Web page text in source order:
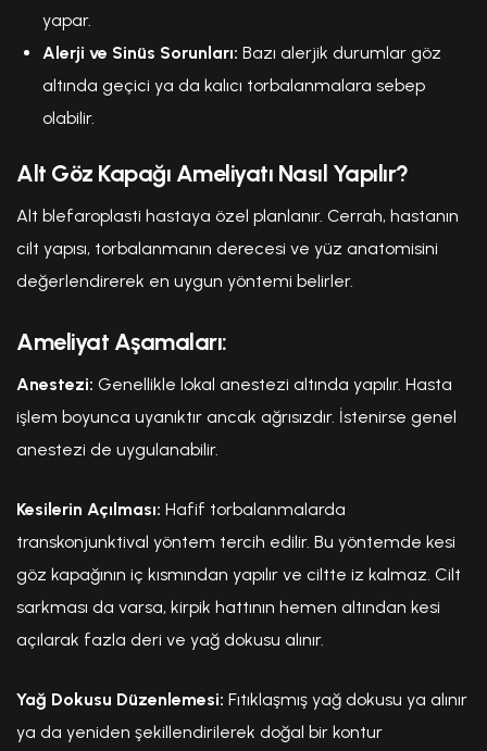
yapar.
Alerji ve Sinüs Sorunları: Bazı alerjik durumlar göz
altında geçici ya da kalıcı torbalanmalara sebep
olabilir.
Alt Göz Kapağı Ameliyatı Nasıl Yapılır?
Alt blefaroplasti hastaya özel planlanır. Cerrah, hastanın
cilt yapısı, torbalanmanın derecesi ve yüz anatomisini
değerlendirerek en uygun yöntemi belirler.
Ameliyat Aşamaları:
Anestezi: Genellikle lokal anestezi altında yapılır. Hasta
işlem boyunca uyanıktır ancak ağrısızdır. İstenirse genel
anestezi de uygulanabilir.
Kesilerin Açılması: Hafif torbalanmalarda
transkonjunktival yöntem tercih edilir. Bu yöntemde kesi
göz kapağının iç kısmından yapılır ve ciltte iz kalmaz. Cilt
sarkması da varsa, kirpik hattının hemen altından kesi
açılarak fazla deri ve yağ dokusu alınır.
Yağ Dokusu Düzenlemesi: Fıtıklaşmış yağ dokusu ya alınır
ya da yeniden şekillendirilerek doğal bir kontur